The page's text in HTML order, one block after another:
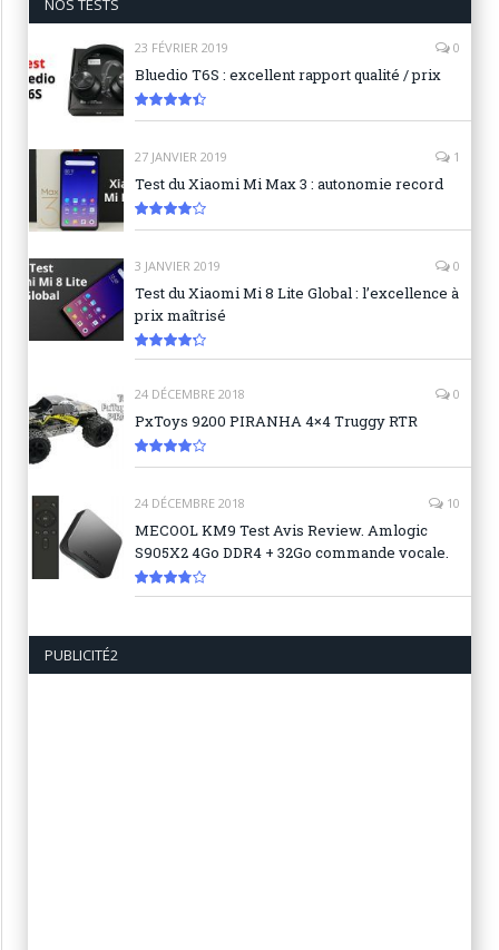
NOS TESTS
23 FÉVRIER 2019 0
Bluedio T6S : excellent rapport qualité / prix
8.9
27 JANVIER 2019 1
Test du Xiaomi Mi Max 3 : autonomie record
8.3
3 JANVIER 2019 0
Test du Xiaomi Mi 8 Lite Global : l’excellence à
prix maîtrisé
24 DÉCEMBRE 2018 0
PxToys 9200 PIRANHA 4×4 Truggy RTR
8.1
24 DÉCEMBRE 2018 10
MECOOL KM9 Test Avis Review. Amlogic
S905X2 4Go DDR4 + 32Go commande vocale.
PUBLICITÉ2